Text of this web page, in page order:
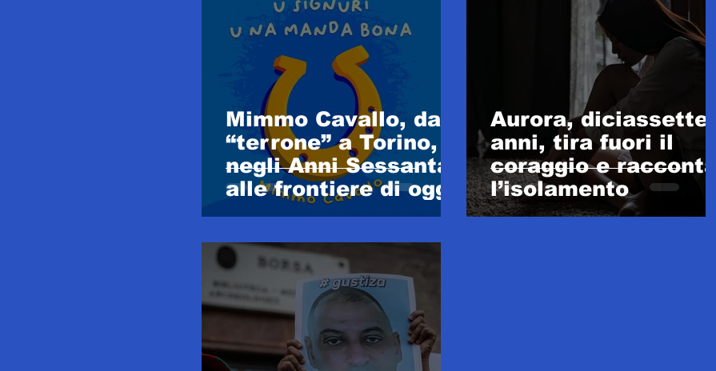
Mimmo Cavallo, dal
“terrone” a Torino,
negli Anni Sessanta,
alle frontiere di oggi
Aurora, diciassette
anni, tira fuori il
coraggio e racconta
l’isolamento